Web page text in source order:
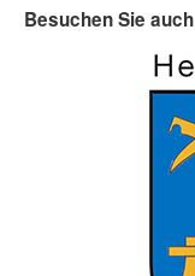
Besuchen Sie auch